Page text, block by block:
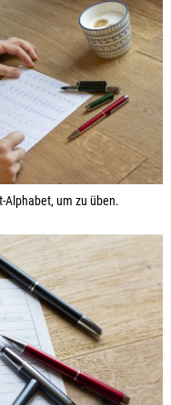
Alphabet, um zu üben.